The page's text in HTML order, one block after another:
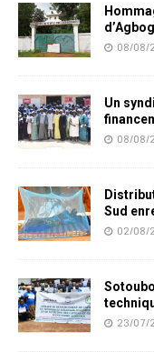
08/08/
Un
08/08/
Sud
02/08/
23/07/